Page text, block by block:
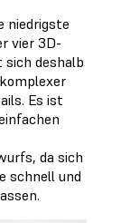
niedrigste
vier 3D-
sich deshalb
Es ist
da sich
schnell und